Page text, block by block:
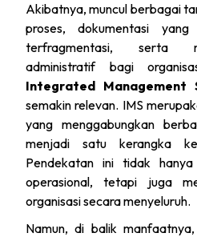
Akibatnya, muncul berbagai
proses, dokumentasi
terfragmentasi, serta
administratif bagi
Integrated Management
semakin relevan. IMS
yang menggabungkan
menjadi satu kerangka
Pendekatan ini tidak hanya
operasional, tetapi juga
organisasi secara menyeluruh.
Namun, di balik